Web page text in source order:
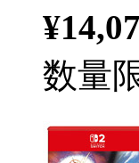
数量